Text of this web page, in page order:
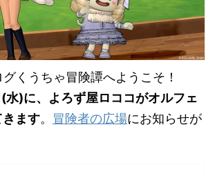
グくうちゃ冒険譚へようこそ！
)に、よろず屋ロココがオルフェ
ます。 冒険者の広場にお知らせが